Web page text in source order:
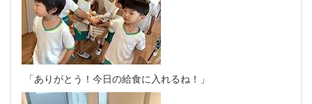
「ありがとう！今日の給食に入れるね！」